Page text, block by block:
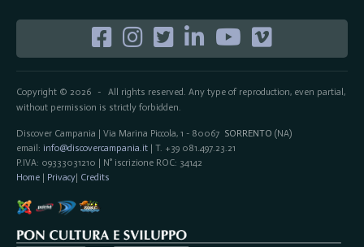
Copyright © 2026- All rights reserved. Any type of reproduction, even partial,
without permission is strictly forbidden.
Discover Campania | Via Marina Piccola, 1 - 80067 SORRENTO (NA)
email: info@discovercampania.it| T. +39 081.497.23.21
P.IVA: 09333031210 | N° iscrizione ROC: 34142
Home| Privacy| Credits